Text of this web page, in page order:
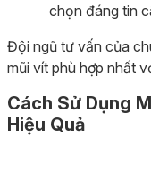
chọn đáng tin
Đội ngũ tư vấn của
mũi vít phù hợp nhất
Cách Sử Dụng
Hiệu Quả